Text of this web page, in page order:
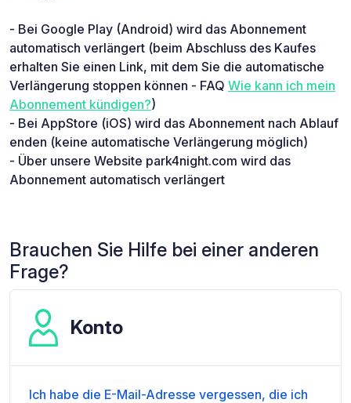
- Bei Google Play (Android) wird das Abonnement
automatisch verlängert (beim Abschluss des Kaufes
erhalten Sie einen Link, mit dem Sie die automatische
Verlängerung stoppen können - FAQ Wie kann ich mein
Abonnement kündigen?)
- Bei AppStore (iOS) wird das Abonnement nach Ablauf
enden (keine automatische Verlängerung möglich)
- Über unsere Website park4night.com wird das
Abonnement automatisch verlängert
Brauchen Sie Hilfe bei einer anderen
Frage?
Konto
Ich habe die E-Mail-Adresse vergessen, die ich